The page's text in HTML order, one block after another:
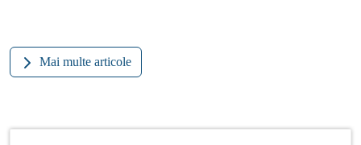
Mai multe articole